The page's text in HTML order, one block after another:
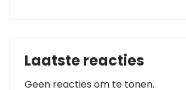
Laatste reacties
Geen reacties om te tonen.